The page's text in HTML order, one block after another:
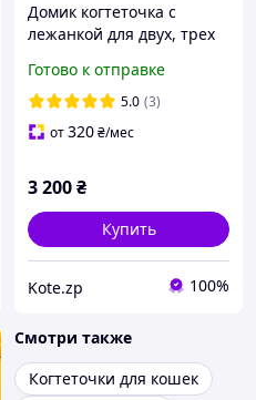
Домик когтеточка с
лежанкой для двух, трех
Готово к отправке
5.0 (3)
от320₴/мес
3 200₴
Купить
Kote.zp 100%
Смотри также
Когтеточки для кошек